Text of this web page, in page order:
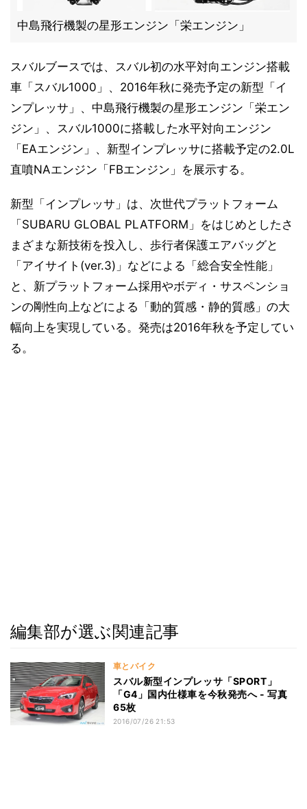
中島飛行機製の星形エンジン「栄エンジン」
スバルブースでは、スバル初の水平対向エンジン搭載
車「スバル1000」、2016年秋に発売予定の新型「イ
ンプレッサ」、中島飛行機製の星形エンジン「栄エン
ジン」、スバル1000に搭載した水平対向エンジン
「EAエンジン」、新型インプレッサに搭載予定の2.0L
直噴NAエンジン「FBエンジン」を展示する。
新型「インプレッサ」は、次世代プラットフォーム
「SUBARU GLOBAL PLATFORM」をはじめとしたさ
まざまな新技術を投入し、歩行者保護エアバッグと
「アイサイト(ver.3)」などによる「総合安全性能」
と、新プラットフォーム採用やボディ・サスペンショ
ンの剛性向上などによる「動的質感・静的質感」の大
幅向上を実現している。発売は2016年秋を予定してい
る。
編集部が選ぶ関連記事
車とバイク
スバル新型インプレッサ「SPORT」
「G4」国内仕様車を今秋発売へ - 写真
65枚
2016/07/26 21:53